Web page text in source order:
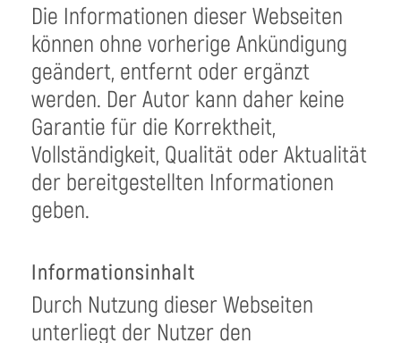
Die Informationen dieser Webseiten
können ohne vorherige Ankündigung
geändert, entfernt oder ergänzt
werden. Der Autor kann daher keine
Garantie für die Korrektheit,
Vollständigkeit, Qualität oder Aktualität
der bereitgestellten Informationen
geben.
Informationsinhalt
Durch Nutzung dieser Webseiten
unterliegt der Nutzer den